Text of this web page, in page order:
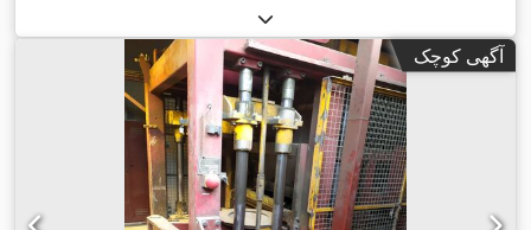
آگهی کوچک